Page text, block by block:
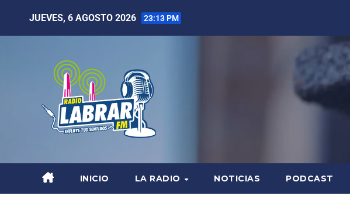
JUEVES, 6 AGOSTO 2026 23:13 PM
INICIO LA RADIO NOTICIAS PODCAST